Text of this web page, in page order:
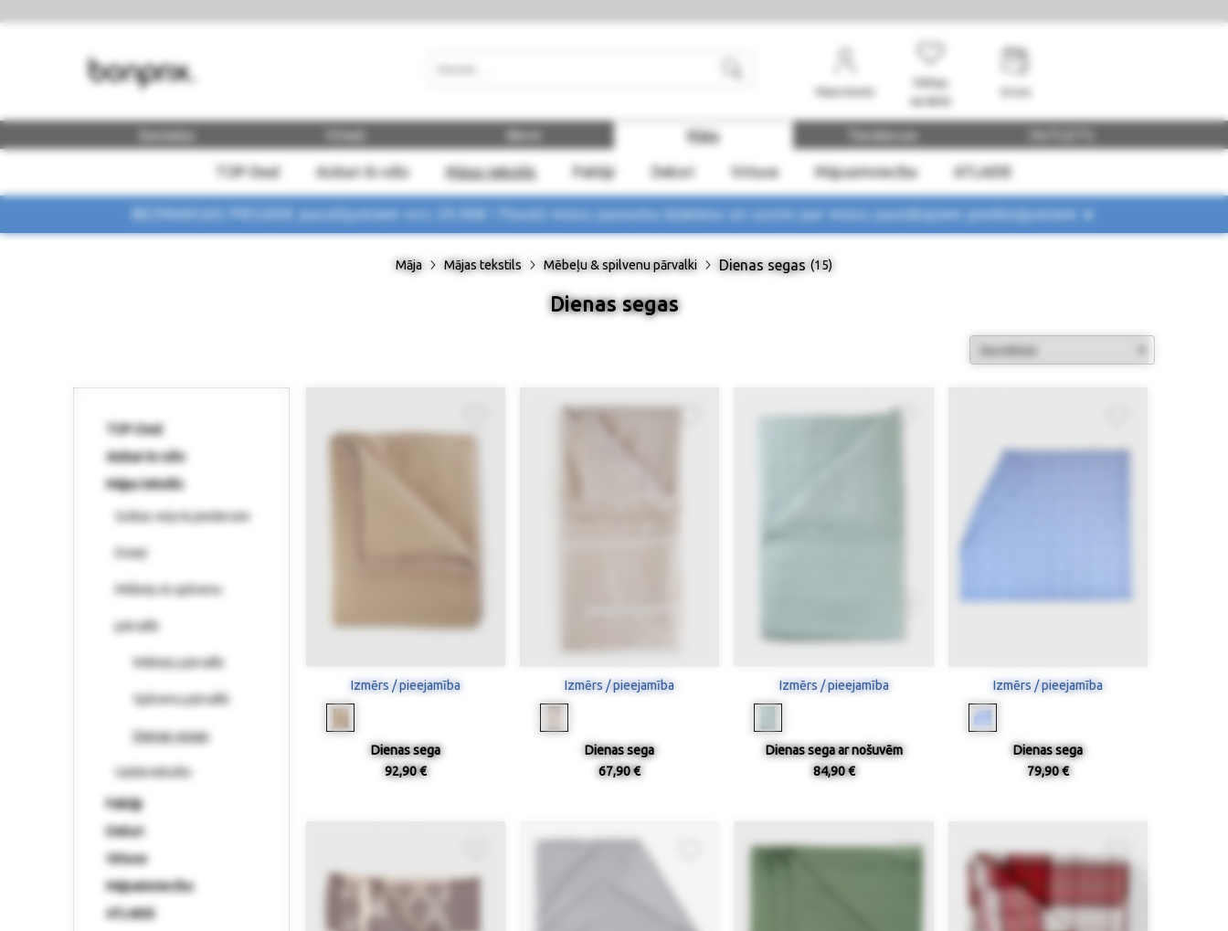
Mans konts
Vēlmju
saraksts
Sievietes Vīrieši Māja
TOP-Deal Aizkari & rullo Mājas tekstils Paklāji Dekori Virtuve Mājsaimniecība ATLAIDE
Tendences
BEZMAKSAS PIEGĀDE pasūtījumiem virs 29,90€ ! Pasūti mūsu jaunumu biļetenu un uzzini par mūsu jaunākajiem piedāvājumiem ➤
Māja Mājas tekstils Mēbeļu & spilvenu pārvalki Dienas segas (15)
Dienas segas
TOP-Deal
Aizkari & rullo
Mājas tekstils
Gultas veļa & piederumi
Dvieļi
Mēbeļu & spilvenu
pārvalki
Mēbeļu pārvalki
Spilvenu pārvalki
Dienas segas
Galda tekstils
Paklāji
Dekori
Virtuve
Mājsaimniecība
ATLAIDE
Izmērs / pieejamība
Dienas sega
92,90 €
Izmērs / pieejamība
Dienas sega
67,90 €
Izmērs / pieejamība
Dienas sega ar nošuvēm
84,90 €
Izmērs / pieejamība
Dienas sega
79,90 €